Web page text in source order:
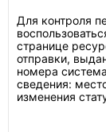
Для контроля
странице
отправки,
номера
сведения:
изменения